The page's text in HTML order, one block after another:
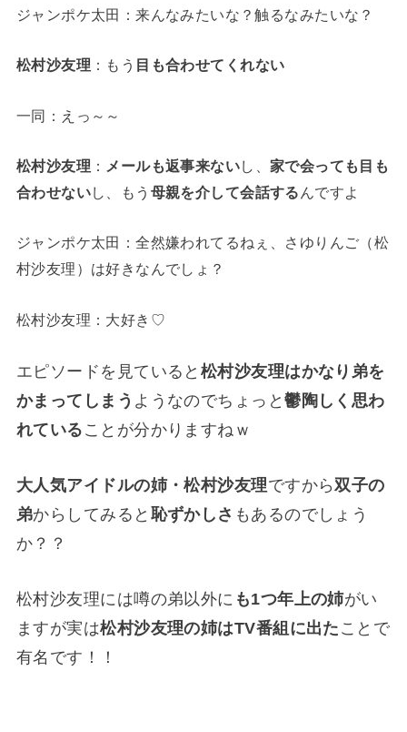
ジャンポケ太田：来んなみたいな？触るなみたいな？
松村沙友理 ：もう 目も合わせてくれない
一同：えっ～～
松村沙友理 ： メールも返事来ないし、 家で会っても目も
合わせないし、もう 母親を介して会話する んですよ
ジャンポケ太田：全然嫌われてるねぇ、さゆりんご（松
村沙友理）は好きなんでしょ？
松村沙友理：大好き♡
エピソードを見ていると 松村沙友理はかなり弟を
かまってしまう ようなのでちょっと鬱陶しく思わ
れている ことが分かりますねｗ
大人気アイドルの姉・松村沙友理ですから双子の
弟からしてみると 恥ずかしさ もあるのでしょう
か？？
松村沙友理には噂の弟以外に も1つ年上の姉がい
ますが実は松村沙友理の姉はTV番組に出た ことで
有名です！！